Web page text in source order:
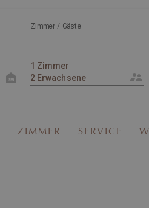
Zimmer / Gäste
ZIMMER SERVICE